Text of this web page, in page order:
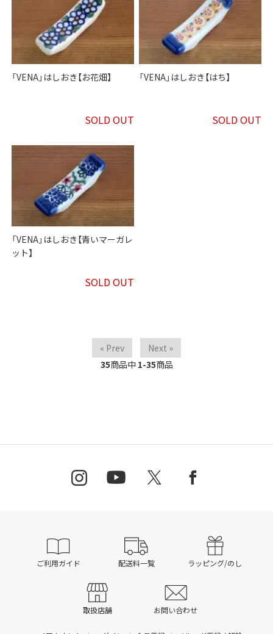
「VENA」はしおき【お花畑】
SOLD OUT
「VENA」はしおき【はち】
SOLD OUT
「VENA」はしおき【青いマーガレ
ット】
SOLD OUT
« Prev
Next »
35商品中 1-35商品
ご利用ガイド 配送料一覧 ラッピング/のし
取扱店舗 お問い合わせ